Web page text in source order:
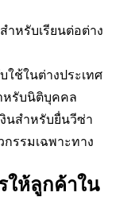
ำหรับเรียนต่อต่าง
ใช้ในต่างประเทศ
หรับนิติบุคคล
งินสำหรับยื่นวีซ่า
รรมเฉพาะทาง
ให้ลูกค้าใน